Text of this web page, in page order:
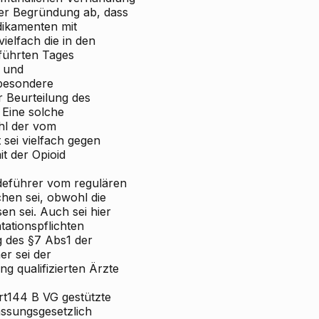
Begründung ab, dass
mit
die in den
Tages
und
Beurteilung des
solche
der vom
vielfach gegen
der Opioid
vom regulären
sei, obwohl die
sei. Auch sei hier
§7 Abs1 der
sei der
qualifizierten Ärzte
B VG gestützte